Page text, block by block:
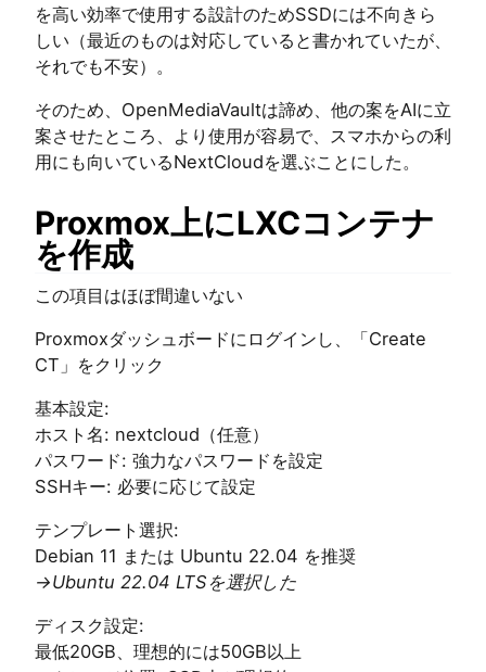
を高い効率で使用する設計のためSSDには不向きら
しい（最近のものは対応していると書かれていたが、
それでも不安）。
そのため、OpenMediaVaultは諦め、他の案をAIに立
案させたところ、より使用が容易で、スマホからの利
用にも向いているNextCloudを選ぶことにした。
Proxmox上にLXCコンテナ
を作成
この項目はほぼ間違いない
Proxmoxダッシュボードにログインし、「Create
CT」をクリック
基本設定:
ホスト名: nextcloud（任意）
パスワード: 強力なパスワードを設定
SSHキー: 必要に応じて設定
テンプレート選択:
Debian 11 または Ubuntu 22.04 を推奨
→Ubuntu 22.04 LTSを選択した
ディスク設定:
最低20GB、理想的には50GB以上